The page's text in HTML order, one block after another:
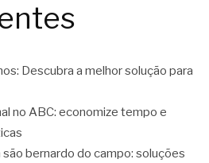
Descubra a melhor solução para
no ABC: economize tempo e
bernardo do campo: soluções